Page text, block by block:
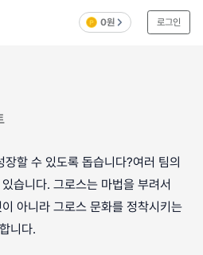
0원 로그인
할 수 있도록 돕습니다?여러 팀의
습니다. 그로스는 마법을 부려서
아니라 그로스 문화를 정착시키는
니다.